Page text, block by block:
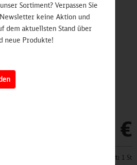
14,90 €
Inhalt: 1 St
Sortiment? Verpassen Sie
keine Aktion und
dem aktuellsten Stand über
neue Produkte!